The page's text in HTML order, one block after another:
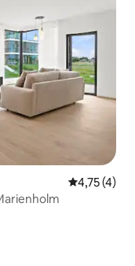
Note
4,75 (4)